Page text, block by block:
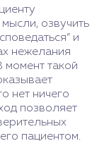
озвучить
и
нежелания
момент такой
нет ничего
позволяет
пациентом.